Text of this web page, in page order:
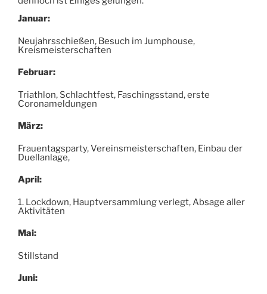
Januar:
Neujahrsschießen, Besuch im Jumphouse,
Kreismeisterschaften
Februar:
Triathlon, Schlachtfest, Faschingsstand, erste
Coronameldungen
März:
Frauentagsparty, Vereinsmeisterschaften, Einbau der
Duellanlage,
April:
1. Lockdown, Hauptversammlung verlegt, Absage aller
Aktivitäten
Mai:
Stillstand
Juni: